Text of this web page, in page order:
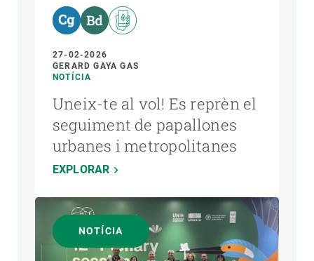
27-02-2026
GERARD GAYA GAS
NOTÍCIA
Uneix-te al vol! Es reprèn el
seguiment de papallones
urbanes i metropolitanes
EXPLORAR
NOTÍCIA